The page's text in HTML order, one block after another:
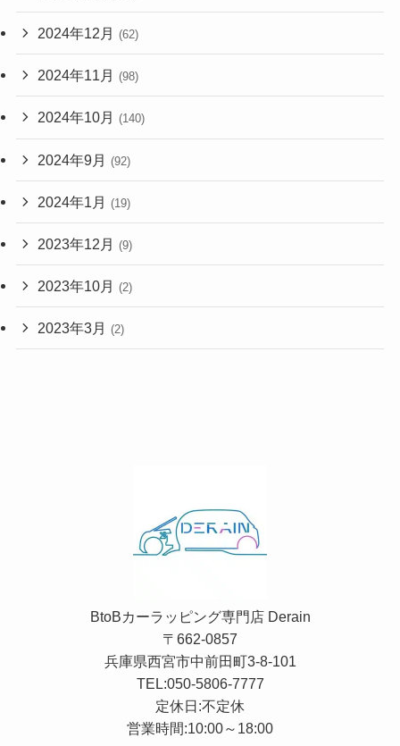
2024年12月 (62)
2024年11月 (98)
2024年10月 (140)
2024年9月 (92)
2024年1月 (19)
2023年12月 (9)
2023年10月 (2)
2023年3月 (2)
BtoBカーラッピング専門店 Derain
〒662-0857
兵庫県西宮市中前田町3-8-101
TEL:050-5806-7777
定休日:不定休
営業時間:10:00～18:00